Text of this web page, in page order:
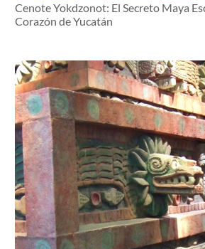
Cenote Yokdzonot: El Secreto Maya
Corazón de Yucatán